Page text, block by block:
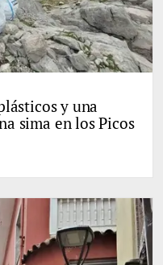
y una
sima en los Picos